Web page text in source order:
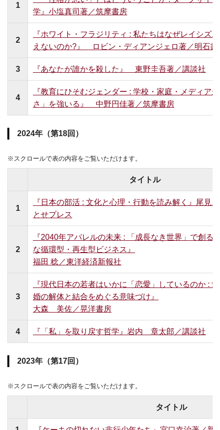
1
学』小塩真司著／筑摩書房
2
『ホワイト・フラジリティ : 私たちはなぜレイシズ
えないのか?』 ロビン・ディアンジェロ著／明石書
3 『あなたが誰かを殺した』 東野圭吾著／講談社
4
『教育にひそむジェンダー : 学校・家庭・メディア
さ」を強いる』 中野円佳著／筑摩書房
2024年（第18回）
※スクロールで表の内容をご覧いただけます。
タイトル
1
『日本の部活 : 文化と心理・行動を読み解く』尾見
とせプレス
2
『2040年アパレルの未来 : 「成長なき世界」で創る
な循環型・再生型ビジネス』
福田 稔／東洋経済新報社
3
『現代日本の若者はいかに「恋愛」しているのか :
婚の解体と結合をめぐる意味づけ』
大森 美佐／晃洋書房
4 『「私」を取り戻す哲学』岩内 章太郎／講談社
2023年（第17回）
※スクロールで表の内容をご覧いただけます。
タイトル